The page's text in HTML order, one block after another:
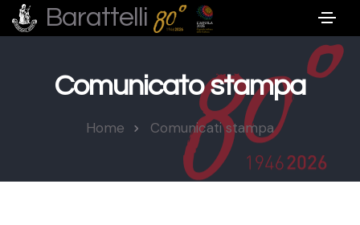
Barattelli
Comunicato stampa
Home Comunicati stampa